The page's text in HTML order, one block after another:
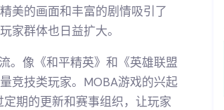
美的画面和丰富的剧情吸引了
家群体也日益扩大。
。像《和平精英》和《英雄联盟
竞技类玩家。MOBA游戏的兴起
期的更新和赛事组织，让玩家